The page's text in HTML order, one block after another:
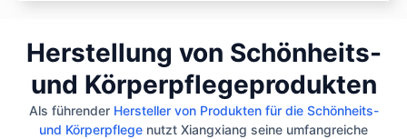
Herstellung von Schönheits-
und Körperpflegeprodukten
Als führender Hersteller von Produkten für die Schönheits-
und Körperpflege nutzt Xiangxiang seine umfangreiche